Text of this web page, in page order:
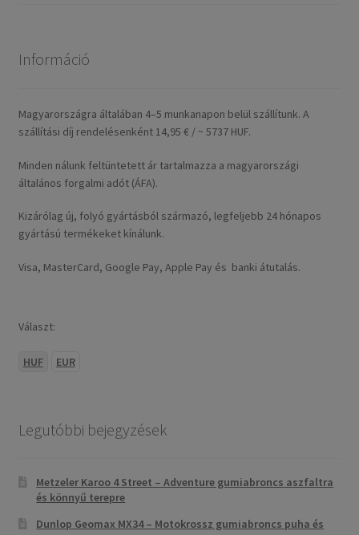
Információ
Magyarországra általában 4–5 munkanapon belül szállítunk. A
szállítási díj rendelésenként 14,95 € / ~ 5737 HUF.
Minden nálunk feltüntetett ár tartalmazza a magyarországi
általános forgalmi adót (ÁFA).
Kizárólag új, folyó gyártásból származó, legfeljebb 24 hónapos
gyártású termékeket kínálunk.
Visa, MasterCard, Google Pay, Apple Pay és banki átutalás.
Választ:
HUF EUR
Legutóbbi bejegyzések
Metzeler Karoo 4 Street – Adventure gumiabroncs aszfaltra
és könnyű terepre
Dunlop Geomax MX34 – Motokrossz gumiabroncs puha és